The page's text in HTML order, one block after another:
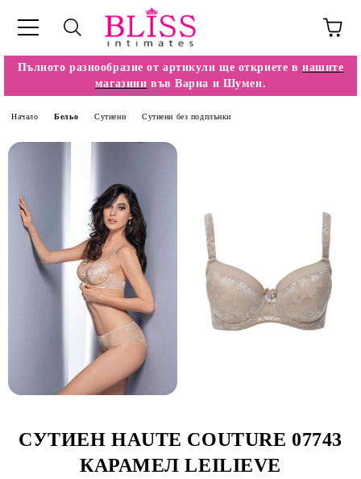
Пълното разнообразие от артикули ще откриете в нашите
магазини във Варна и Шумен.
Начало Бельо Сутиени Сутиени без подплънки
СУТИЕН HAUTE COUTURE 07743
КАРАМЕЛ LEILIEVE